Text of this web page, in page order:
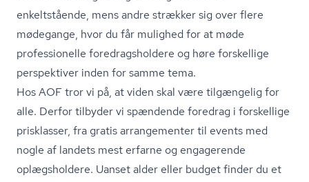
enkeltstående, mens andre strækker sig over flere
mødegange, hvor du får mulighed for at møde
professionelle fored­rags­hol­de­re og høre forskellige
perspektiver inden for samme tema.
Hos AOF tror vi på, at viden skal være tilgængelig for
alle. Derfor tilbyder vi spændende foredrag i forskellige
prisklasser, fra gratis arrangementer til events med
nogle af landets mest erfarne og engagerende
oplægsholdere. Uanset alder eller budget finder du et